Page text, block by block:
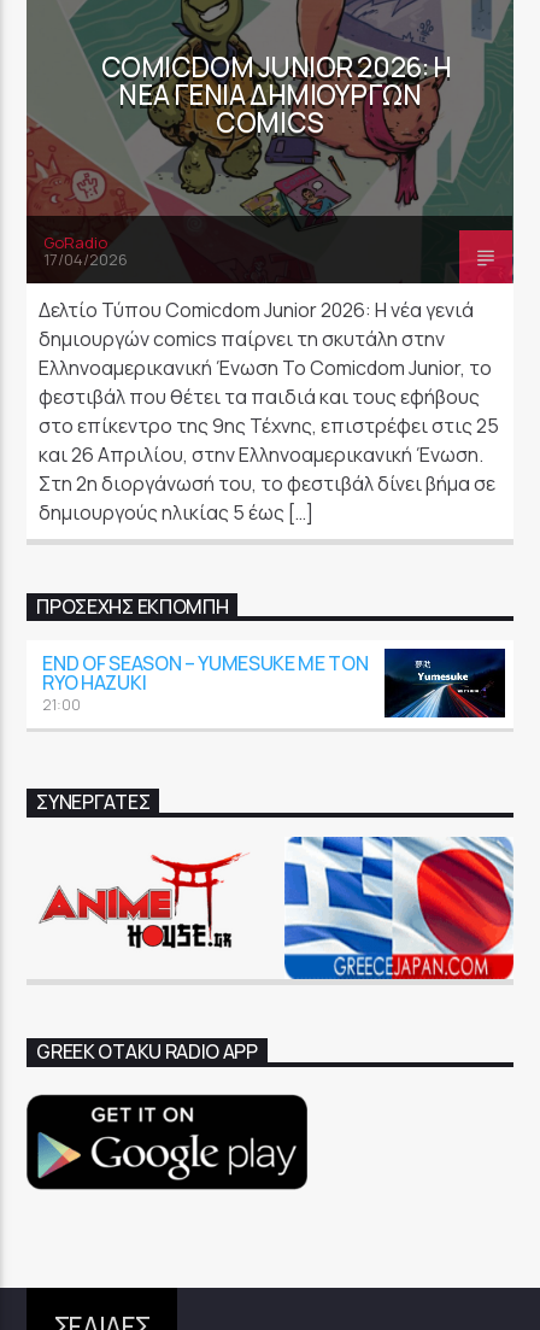
COMICDOM JUNIOR 2026: Η
ΝΈΑ ΓΕΝΙΆ ΔΗΜΙΟΥΡΓΏΝ
COMICS
GoRadio
17/04/2026
Δελτίο Τύπου Comicdom Junior 2026: Η νέα γενιά
δημιουργών comics παίρνει τη σκυτάλη στην
Ελληνοαμερικανική Ένωση Το Comicdom Junior, το
φεστιβάλ που θέτει τα παιδιά και τους εφήβους
στο επίκεντρο της 9ης Τέχνης, επιστρέφει στις 25
και 26 Απριλίου, στην Ελληνοαμερικανική Ένωση.
Στη 2η διοργάνωσή του, το φεστιβάλ δίνει βήμα σε
δημιουργούς ηλικίας 5 έως […]
ΠΡΟΣΕΧΉΣ ΕΚΠΟΜΠΉ
END OF SEASON – YUMESUKE ΜΕ ΤΟΝ
RYO HAZUKI
21:00
ΣΥΝΕΡΓΑΤΕΣ
GREEK OTAKU RADIO APP